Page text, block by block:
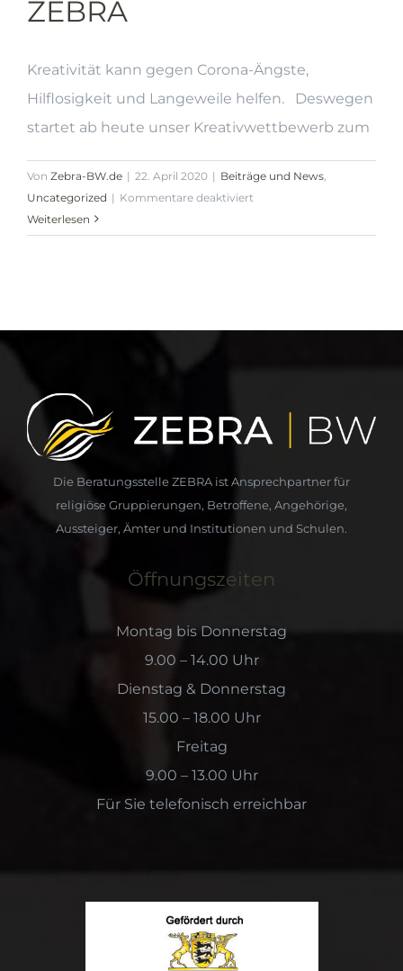
ZEBRA
Kreativität kann gegen Corona-Ängste,
Hilflosigkeit und Langeweile helfen. Deswegen
startet ab heute unser Kreativwettbewerb zum
Von Zebra-BW.de | 22. April 2020 | Beiträge und News
Uncategorized | Kommentare deaktiviert
ZEBRA
Weiterlesen
Die Beratungsstelle ZEBRA ist Ansprechpartner für
religiöse Gruppierungen, Betroffene, Angehörige,
Aussteiger, Ämter und Institutionen und Schulen.
Öffnungszeiten
Montag bis Donnerstag
9.00 – 14.00 Uhr
Dienstag & Donnerstag
15.00 – 18.00 Uhr
Freitag
9.00 – 13.00 Uhr
Für Sie telefonisch erreichbar